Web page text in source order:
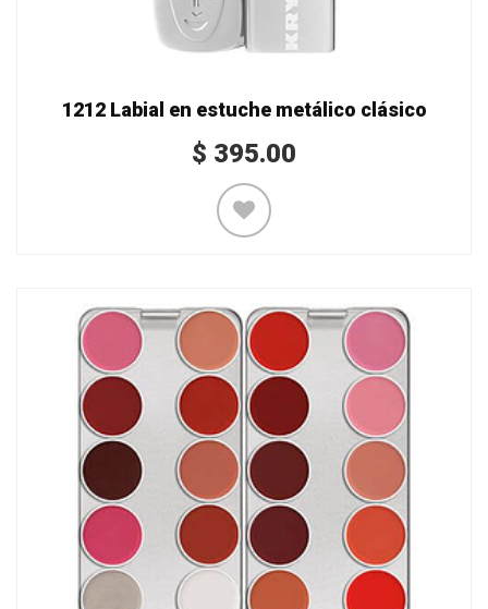
1212 Labial en estuche metálico clásico
$ 395.00